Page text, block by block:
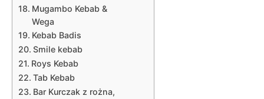
Mugambo Kebab &
Wega
Kebab Badis
Smile kebab
Roys Kebab
Tab Kebab
Bar Kurczak z rożna,